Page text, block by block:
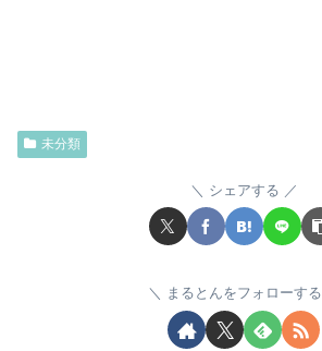
未分類
シェアする
まるとんをフォローする